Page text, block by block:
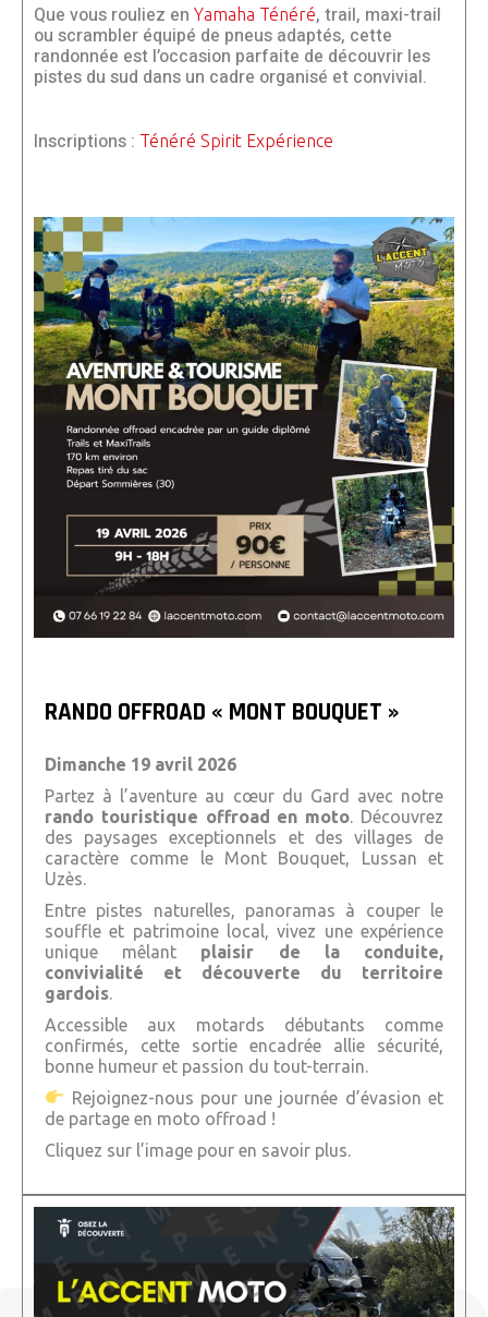
Que vous rouliez en Yamaha Ténéré, trail, maxi-trail
ou scrambler équipé de pneus adaptés, cette
randonnée est l’occasion parfaite de découvrir les
pistes du sud dans un cadre organisé et convivial.
Inscriptions : Ténéré Spirit Expérience
RANDO OFFROAD « MONT BOUQUET »
Dimanche 19 avril 2026
Partez à l’aventure au cœur du Gard avec notre
rando touristique offroad en moto. Découvrez
des paysages exceptionnels et des villages de
caractère comme le Mont Bouquet, Lussan et
Uzès.
Entre pistes naturelles, panoramas à couper le
souffle et patrimoine local, vivez une expérience
unique mêlant plaisir de la conduite,
convivialité et découverte du territoire
gardois.
Accessible aux motards débutants comme
confirmés, cette sortie encadrée allie sécurité,
bonne humeur et passion du tout-terrain.
Rejoignez-nous pour une journée d’évasion et
de partage en moto offroad !
Cliquez sur l’image pour en savoir plus.